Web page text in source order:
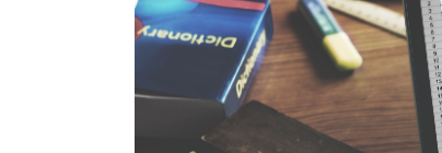
de
Excel
aumentar